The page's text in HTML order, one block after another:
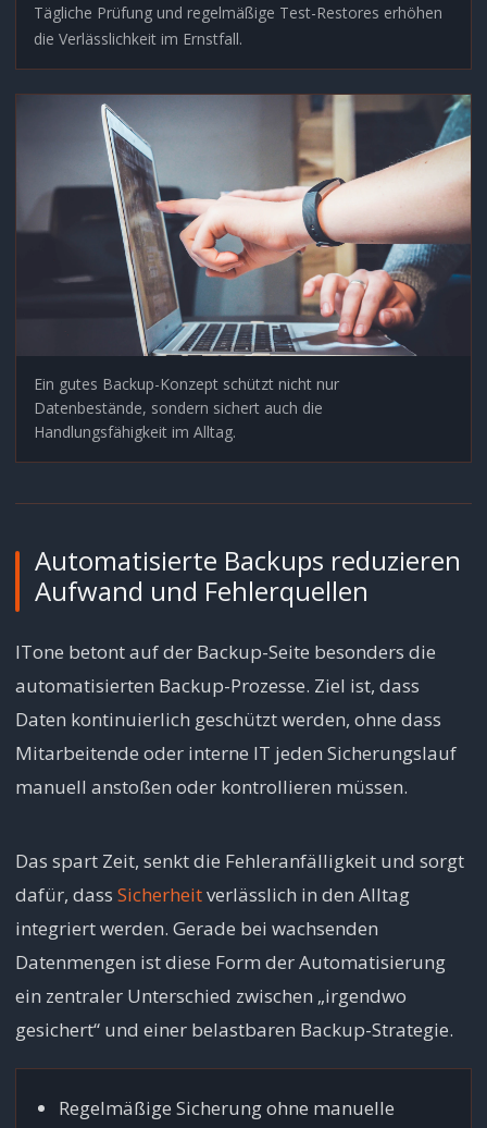
Tägliche Prüfung und regelmäßige Test-Restores erhöhen
die Verlässlichkeit im Ernstfall.
Ein gutes Backup-Konzept schützt nicht nur
Datenbestände, sondern sichert auch die
Handlungsfähigkeit im Alltag.
Automatisierte Backups reduzieren
Aufwand und Fehlerquellen
ITone betont auf der Backup-Seite besonders die
automatisierten Backup-Prozesse. Ziel ist, dass
Daten kontinuierlich geschützt werden, ohne dass
Mitarbeitende oder interne IT jeden Sicherungslauf
manuell anstoßen oder kontrollieren müssen.
Das spart Zeit, senkt die Fehleranfälligkeit und sorgt
dafür, dass Sicherheitverlässlich in den Alltag
integriert werden. Gerade bei wachsenden
Datenmengen ist diese Form der Automatisierung
ein zentraler Unterschied zwischen „irgendwo
gesichert“ und einer belastbaren Backup-Strategie.
Regelmäßige Sicherung ohne manuelle